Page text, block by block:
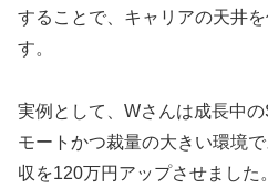
することで、キャリアの天井
す。
実例として、Wさんは成長中
モートかつ裁量の大きい環境
収を120万円アップさせました。